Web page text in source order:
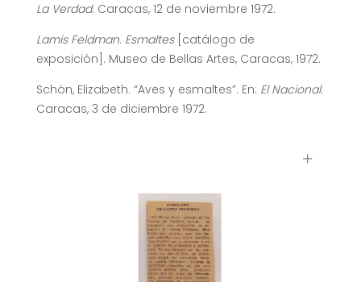
La Verdad. Caracas, 12 de noviembre 1972.
Lamis Feldman. Esmaltes[catálogo de
exposición]. Museo de Bellas Artes, Caracas, 1972.
Schön, Elizabeth. “Aves y esmaltes”. En: El Nacional.
Caracas, 3 de diciembre 1972.